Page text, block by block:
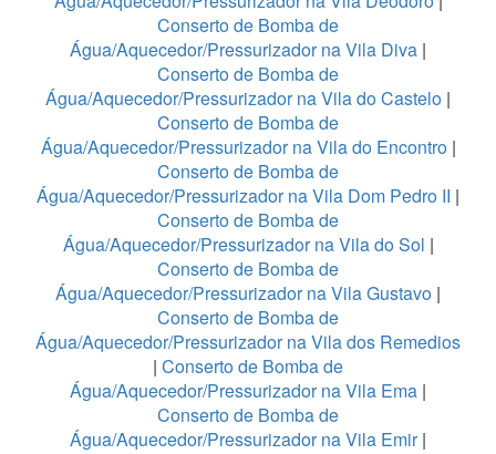
Conserto de Bomba de
Água/Aquecedor/Pressurizador na Vila Diva |
Conserto de Bomba de
Água/Aquecedor/Pressurizador na Vila do Castelo |
Conserto de Bomba de
Água/Aquecedor/Pressurizador na Vila do Encontro|
Conserto de Bomba de
Água/Aquecedor/Pressurizador na Vila Dom Pedro II |
Conserto de Bomba de
Água/Aquecedor/Pressurizador na Vila do Sol |
Conserto de Bomba de
Água/Aquecedor/Pressurizador na Vila Gustavo |
Conserto de Bomba de
Água/Aquecedor/Pressurizador na Vila dos Remedios
| Conserto de Bomba de
Água/Aquecedor/Pressurizador na Vila Ema |
Conserto de Bomba de
Água/Aquecedor/Pressurizador na Vila Emir|